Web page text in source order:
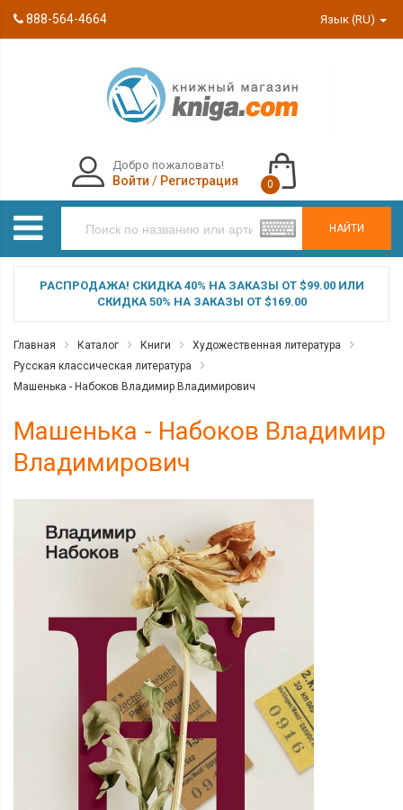
888-564-4664 Язык (RU)
НАЙТИ
Добро пожаловать!
Войти / Регистрация 0
РАСПРОДАЖА! СКИДКА 40% НА ЗАКАЗЫ ОТ $99.00 ИЛИ
СКИДКА 50% НА ЗАКАЗЫ ОТ $169.00
Главная Каталог Книги
Художественная литература
Русская классическая литература
Машенька - Набоков Владимир Владимирович
Машенька - Набоков Владимир
Владимирович